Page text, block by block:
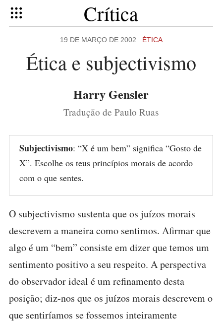
Crítica
19 DE MARÇO DE 2002 ÉTICA
Ética e subjectivismo
Harry Gensler
Tradução de Paulo Ruas
Subjectivismo: “X é um bem” significa “Gosto de
X”. Escolhe os teus princípios morais de acordo
com o que sentes.
O subjectivismo sustenta que os juízos morais
descrevem a maneira como sentimos. Afirmar que
algo é um “bem” consiste em dizer que temos um
sentimento positivo a seu respeito. A perspectiva
do observador ideal é um refinamento desta
posição; diz-nos que os juízos morais descrevem o
que sentiríamos se fossemos inteiramente